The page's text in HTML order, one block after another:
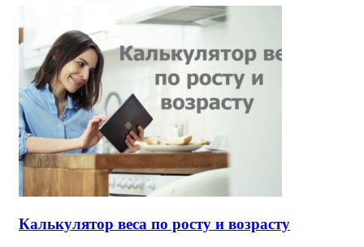
Калькулятор веса по росту и возрасту